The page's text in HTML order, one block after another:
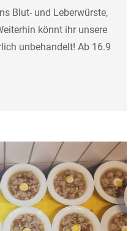
Blut- und Leberwürste,
könnt ihr unsere
unbehandelt! Ab 16.9